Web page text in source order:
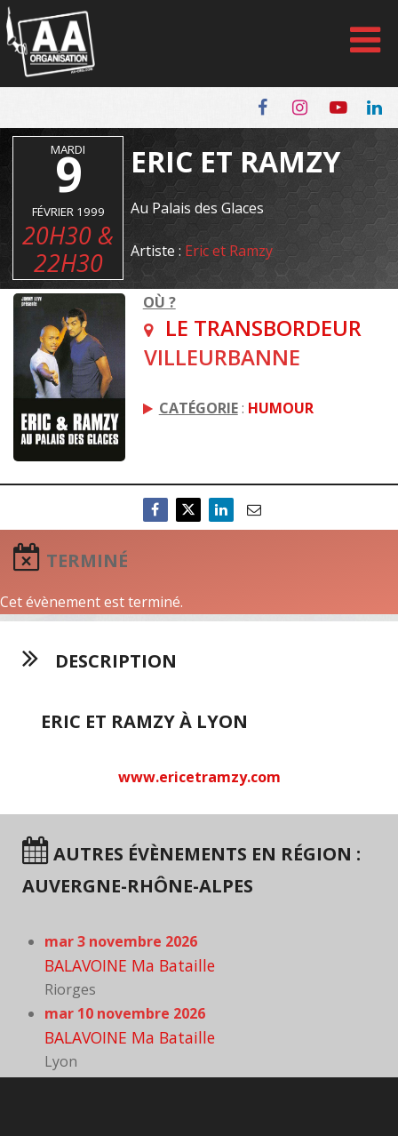
Panneau de gestion des cookies
MARDI
9
FÉVRIER 1999
20H30 &
22H30
ERIC ET RAMZY
Au Palais des Glaces
Artiste : Eric et Ramzy
OÙ ?
LE TRANSBORDEUR
VILLEURBANNE
CATÉGORIE: HUMOUR
TERMINÉ
Cet évènement est terminé.
DESCRIPTION
ERIC ET RAMZY À LYON
www.ericetramzy.com
AUTRES ÉVÈNEMENTS EN RÉGION :
AUVERGNE-RHÔNE-ALPES
mar 3 novembre 2026
BALAVOINE Ma Bataille
Riorges
mar 10 novembre 2026
BALAVOINE Ma Bataille
Lyon